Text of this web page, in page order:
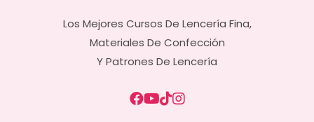
Los Mejores Cursos De Lencería Fina,
Materiales De Confección
Y Patrones De Lencería